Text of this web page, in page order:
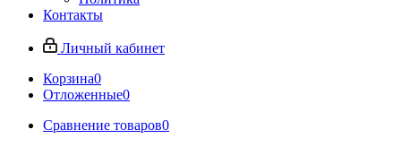
Контакты
Личный кабинет
Корзина0
Отложенные0
Сравнение товаров0